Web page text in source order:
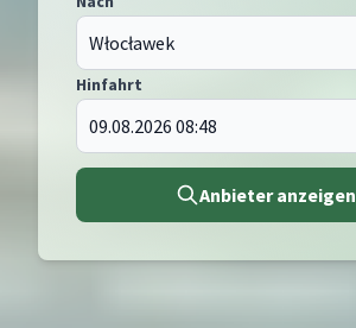
Hinfahrt
Anbieter anzeigen